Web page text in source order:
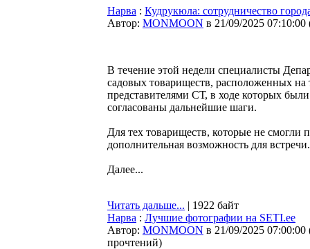
Нарва : Кудрукюла: сотрудничество
Автор: MONMOON в 21/09/2025 07:10:00
В течение этой недели специалисты
садовых товариществ, расположенных на
представителями СТ, в ходе которых
согласованы дальнейшие шаги.
Для тех товариществ, которые не смогли
дополнительная возможность для встречи.
Далее...
Читать дальше... | 1922 байт
Нарва : Лучшие фотографии на SETI.ee
Автор: MONMOON в 21/09/2025 07:00:00
прочтений)